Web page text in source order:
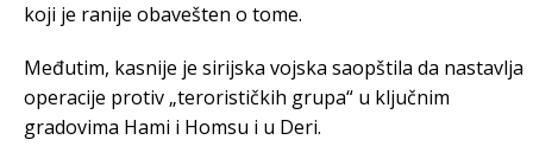
koji je ranije obavešten o tome.
Međutim, kasnije je sirijska vojska saopštila da nastavlja
operacije protiv „terorističkih grupa“ u ključnim
gradovima Hami i Homsu i u Deri.